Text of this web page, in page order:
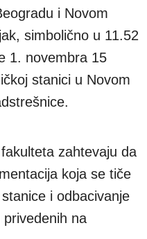
i Novom
simbolično u 11.52
1. novembra 15
stanici u Novom
zahtevaju da
koja se tiče
i odbacivanje
na